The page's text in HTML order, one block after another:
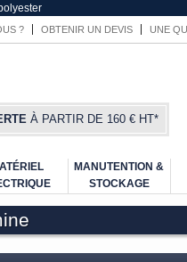
? OBTENIR UN DEVIS UNE
À PARTIR DE 160 € HT*
MANUTENTION &
STOCKAGE